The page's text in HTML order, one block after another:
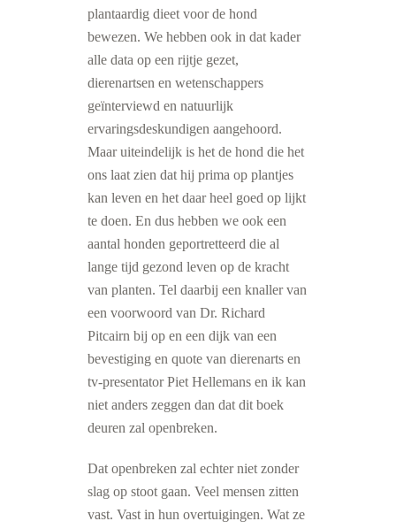
plantaardig dieet voor de hond
bewezen. We hebben ook in dat kader
alle data op een rijtje gezet,
dierenartsen en wetenschappers
geïnterviewd en natuurlijk
ervaringsdeskundigen aangehoord.
Maar uiteindelijk is het de hond die het
ons laat zien dat hij prima op plantjes
kan leven en het daar heel goed op lijkt
te doen. En dus hebben we ook een
aantal honden geportretteerd die al
lange tijd gezond leven op de kracht
van planten. Tel daarbij een knaller van
een voorwoord van Dr. Richard
Pitcairn bij op en een dijk van een
bevestiging en quote van dierenarts en
tv-presentator Piet Hellemans en ik kan
niet anders zeggen dan dat dit boek
deuren zal openbreken.
Dat openbreken zal echter niet zonder
slag op stoot gaan. Veel mensen zitten
vast. Vast in hun overtuigingen. Wat ze